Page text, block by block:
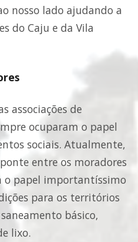
nosso lado ajudando a
do Caju e da Vila
associações de
ocuparam o papel
sociais. Atualmente,
entre os moradores
o papel importantíssimo
para os territórios
básico,
lixo.